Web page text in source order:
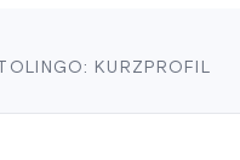
KURZPROFIL